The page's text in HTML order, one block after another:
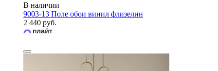
В наличии
9003-13 Поле обои винил флизелин
2 440 руб.